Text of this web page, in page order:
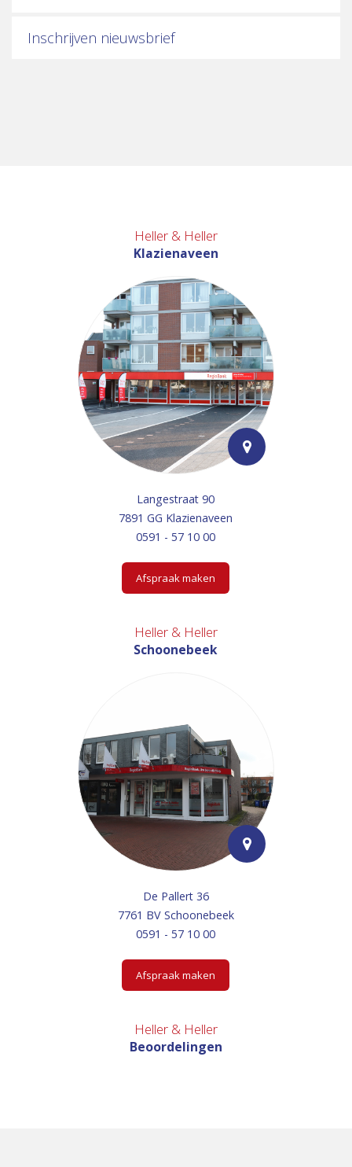
Inschrijven nieuwsbrief
Heller & Heller
Klazienaveen
Langestraat 90
7891 GG Klazienaveen
0591 - 57 10 00
Afspraak maken
Heller & Heller
Schoonebeek
De Pallert 36
7761 BV Schoonebeek
0591 - 57 10 00
Afspraak maken
Heller & Heller
Beoordelingen